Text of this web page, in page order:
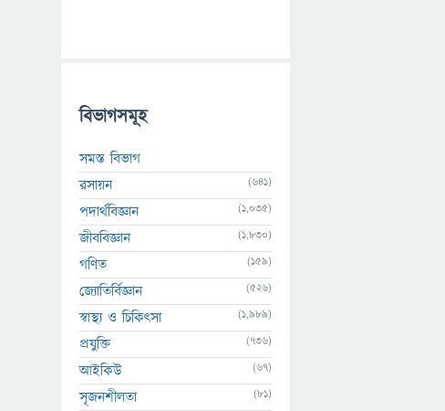
বিভাগসমূহ
সমস্ত বিভাগ
রসায়ন
(641)
পদার্থবিজ্ঞান (1,035)
জীববিজ্ঞান (1,830)
গণিত (159)
জ্যোতির্বিজ্ঞান (526)
স্বাস্থ্য ও চিকিৎসা (1,989)
প্রযুক্তি (736)
আইকিউ (67)
সৃজনশীলতা (81)